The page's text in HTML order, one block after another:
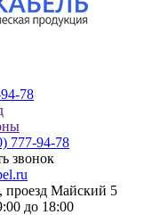
78
777-94-78
звонок
проезд Майский 5
до 18:00